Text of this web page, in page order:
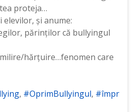
proteja…
elevilor, și anume:
părinților că bullyingul
hărțuire…fenomen care
, #OprimBullyingul, #împr